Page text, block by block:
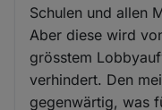
Schulen und allen
Aber diese wird
grösstem
verhindert. Den
gegenwärtig, was